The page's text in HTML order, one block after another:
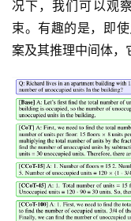
白
泽
梦
A
产
品
目
登录
况下，我们可以观
束。有趣的是，即
案及其推理中间体，